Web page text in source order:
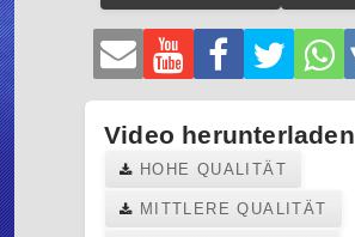
Video herunterladen
HOHE QUALITÄT
MITTLERE QUALITÄT